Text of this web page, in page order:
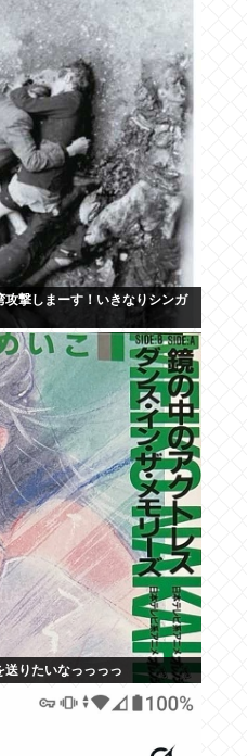
撃しまーす！いきなりシンガ
送りたいなっっっっ